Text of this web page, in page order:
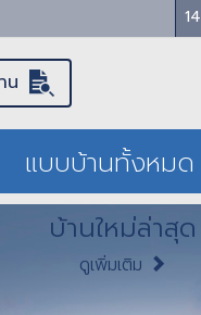
น
แบบบ้านทั้งหมด
บ้านใหม่ล่าสุด
ดูเพิ่มเติม